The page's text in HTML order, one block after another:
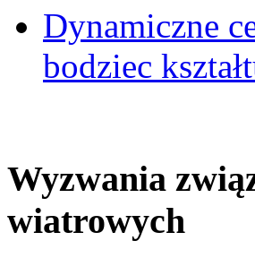
Dynamiczne
bodziec
Wyzwania
wiatrowych